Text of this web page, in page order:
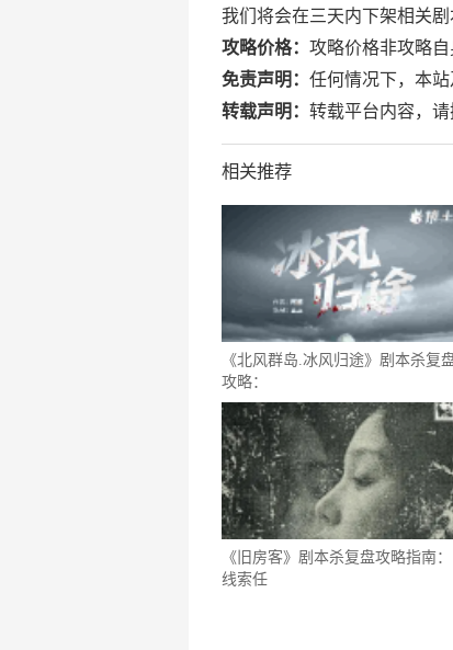
我们将会在三天内下架相关剧
攻略价格： 攻略价格非攻略
免责声明： 任何情况下，本
转载声明： 转载平台内容，请
相关推荐
《北风群岛.冰风归途》剧本杀复
攻略：
《旧房客》剧本杀复盘攻略指南：
线索任